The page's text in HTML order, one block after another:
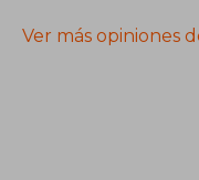
Ver más opiniones